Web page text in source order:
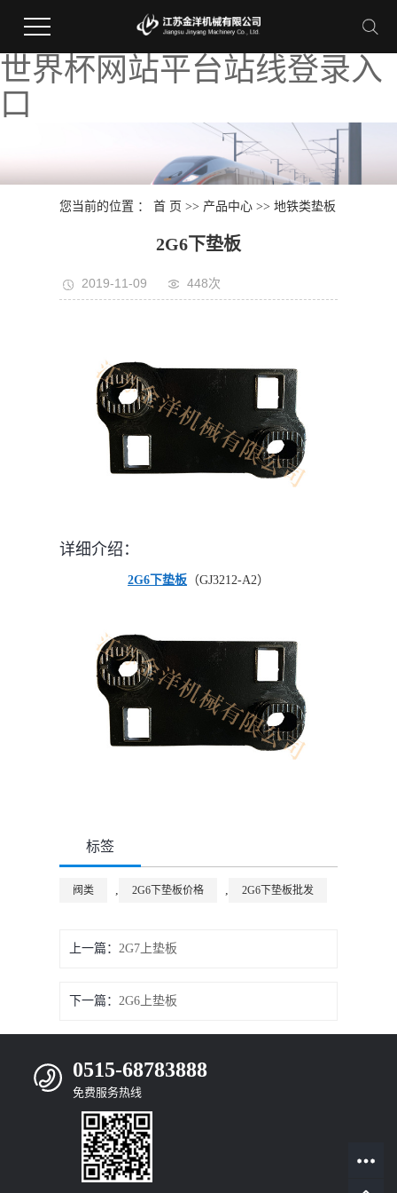
世界杯网站平台站线登录入
口
您当前的位置 ：首 页 >> 产品中心 >>地铁类垫板
2G6下垫板
2019-11-09 448次
详细介绍：
2G6下垫板 （GJ3212-A2）
标签
阀类 , 2G6下垫板价格 , 2G6下垫板批发
上一篇：2G7上垫板
下一篇：2G6上垫板
0515-68783888
免费服务热线